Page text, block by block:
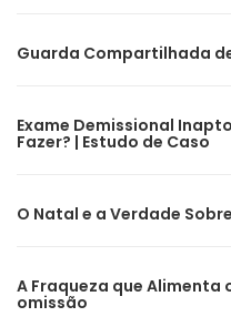
Guarda Compartilhada
Exame Demissional
Fazer? | Estudo de Caso
O Natal e a Verdade
A Fraqueza que Alimenta
omissão